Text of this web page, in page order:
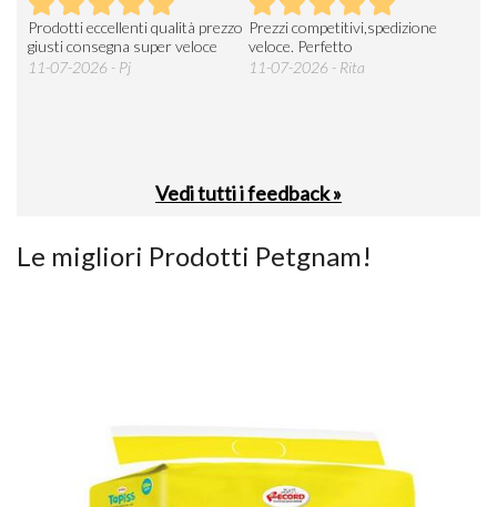
Prodotti eccellenti qualità prezzo
giusti consegna super veloce
11-07-2026 - Pj
Prezzi competitivi,spedizione
veloce. Perfetto
11-07-2026 - Rita
Vedi tutti i feedback »
Le migliori Prodotti Petgnam!